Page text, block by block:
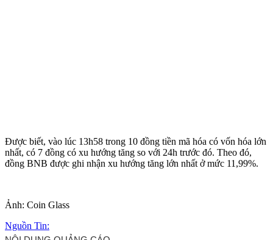
Được biết, vào lúc 13h58 trong 10 đồng tiền mã hóa có vốn hóa lớn
nhất, có 7 đồng có xu hướng tăng so với 24h trước đó. Theo đó,
đồng BNB được ghi nhận xu hướng tăng lớn nhất ở mức 11,99%.
Ảnh: Coin Glass
Nguồn Tin: